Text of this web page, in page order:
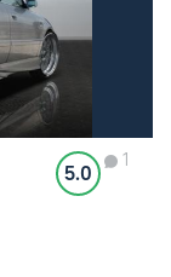
5.0
1